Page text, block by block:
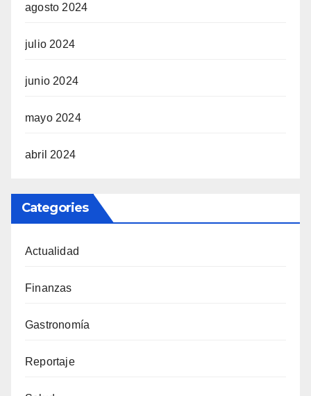
agosto 2024
julio 2024
junio 2024
mayo 2024
abril 2024
Categories
Actualidad
Finanzas
Gastronomía
Reportaje